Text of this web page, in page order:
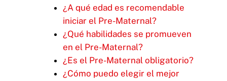
¿A qué edad es recomendable
iniciar el Pre-Maternal?
¿Qué habilidades se promueven
en el Pre-Maternal?
¿Es el Pre-Maternal obligatorio?
¿Cómo puedo elegir el mejor